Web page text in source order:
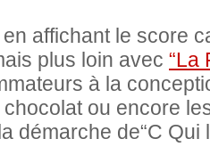
affichant le score
plus loin avec “La
à la
ou encore
démarche de“C Qui